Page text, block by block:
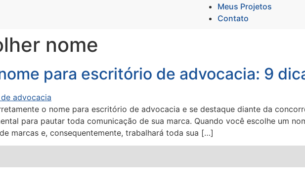
Meus Projetos
Contato
nome
para escritório de advocacia: 9
o nome para escritório de advocacia e se destaque diante da
para pautar toda comunicação de sua marca. Quando você escolhe um
marcas e, consequentemente, trabalhará toda sua […]